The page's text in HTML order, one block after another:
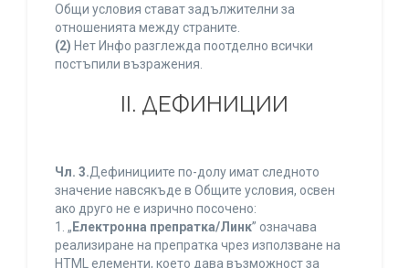
Общи условия стават задължителни за
отношенията между страните.
(2) Нет Инфо разглежда поотделно всички
постъпили възражения.
ІІ. ДЕФИНИЦИИ
Чл. 3.Дефинициите по-долу имат следното
значение навсякъде в Общите условия, освен
ако друго не е изрично посочено:
1. „ Електронна препратка/Линк” означава
реализиране на препратка чрез използване на
HTML елементи, което дава възможност за